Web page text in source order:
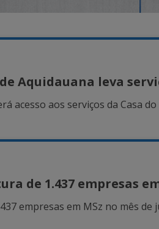
Aquidauana leva
acesso aos serviços da Casa
de 1.437 empresas
empresas em MSz no mês